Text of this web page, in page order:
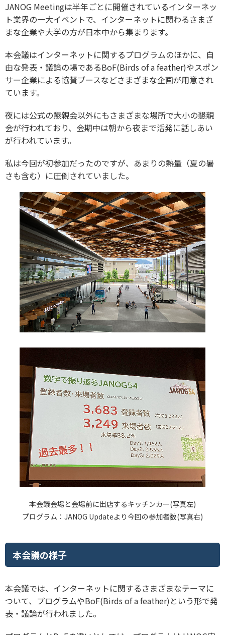
JANOG Meetingは半年ごとに開催されているインターネッ
ト業界の一大イベントで、インターネットに関わるさまざ
まな企業や大学の方が日本中から集まります。
本会議はインターネットに関するプログラムのほかに、自
由な発表・議論の場であるBoF(Birds of a feather)やスポン
サー企業による協賛ブースなどさまざまな企画が用意され
ています。
夜には公式の懇親会以外にもさまざまな場所で大小の懇親
会が行われており、会期中は朝から夜まで活発に話しあい
が行われています。
私は今回が初参加だったのですが、あまりの熱量（夏の暑
さも含む）に圧倒されていました。
本会議会場と会場前に出店するキッチンカー(写真左)
プログラム：JANOG Updateより今回の参加者数(写真右)
本会議の様子
本会議では、インターネットに関するさまざまなテーマに
ついて、プログラムやBoF(Birds of a feather)という形で発
表・議論が行われました。